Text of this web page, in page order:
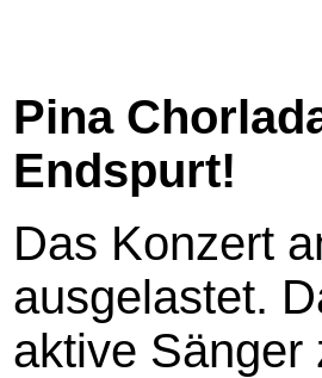
Pina
Endspurt!
Das Konzert
ausgelastet.
aktive Sänger